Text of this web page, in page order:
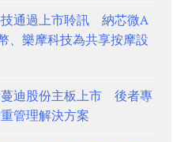
通過上市聆訊 納芯微A
、樂摩科技為共享按摩設
迪股份主板上市 後者專
管理解決方案